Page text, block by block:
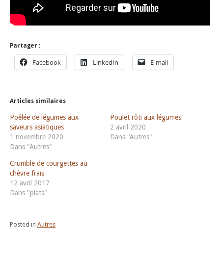
Partager :
Facebook LinkedIn E-mail
Articles similaires
Poêlée de légumes aux
saveurs asiatiques
1 novembre 2020
Dans "Autres"
Poulet rôti aux légumes
2 avril 2020
Dans "Autres"
Crumble de courgettes au
chèvre frais
12 avril 2017
Dans "plats"
Posted in Autres